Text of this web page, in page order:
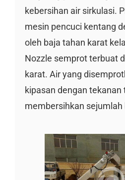
kebersihan air sirkulasi.
mesin pencuci kentang
oleh baja tahan karat
Nozzle semprot terbuat
karat. Air yang
kipasan dengan tekanan
membersihkan sejumlah